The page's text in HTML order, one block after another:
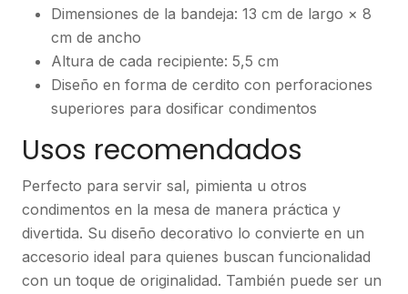
Dimensiones de la bandeja: 13 cm de largo × 8
cm de ancho
Altura de cada recipiente: 5,5 cm
Diseño en forma de cerdito con perforaciones
superiores para dosificar condimentos
Usos recomendados
Perfecto para servir sal, pimienta u otros
condimentos en la mesa de manera práctica y
divertida. Su diseño decorativo lo convierte en un
accesorio ideal para quienes buscan funcionalidad
con un toque de originalidad. También puede ser un